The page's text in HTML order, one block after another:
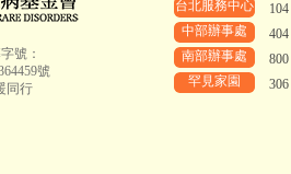
號：
號
同行
台北服務中心
中部辦事處
南部辦事處
罕見家園